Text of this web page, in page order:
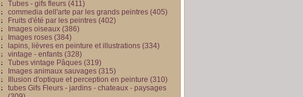
Tubes - gifs fleurs (411)
commedia dell'arte par les grands peintres (405)
Fruits d'été par les peintres (402)
Images oiseaux (386)
Images roses (384)
lapins, lièvres en peinture et illustrations (334)
vintage - enfants (328)
Tubes vintage Pâques (319)
Images animaux sauvages (315)
Illusion d'optique et perception en peinture (310)
tubes Gifs Fleurs - jardins - chateaux - paysages